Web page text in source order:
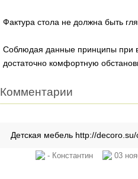
Фактура стола не должна быть
Соблюдая данные принципы при
достаточно комфортную
Комментарии
Детская мебель http://
- Константин 03